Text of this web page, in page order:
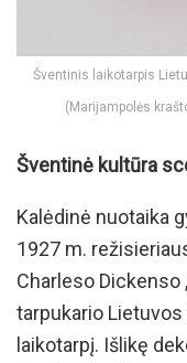
Šventinis laikotarpis
(Marijampolės
Šventinė kultūra
Kalėdinė nuotaika
1927 m.
Charleso Dickenso
tarpukario
laikotarpį. Išlikę